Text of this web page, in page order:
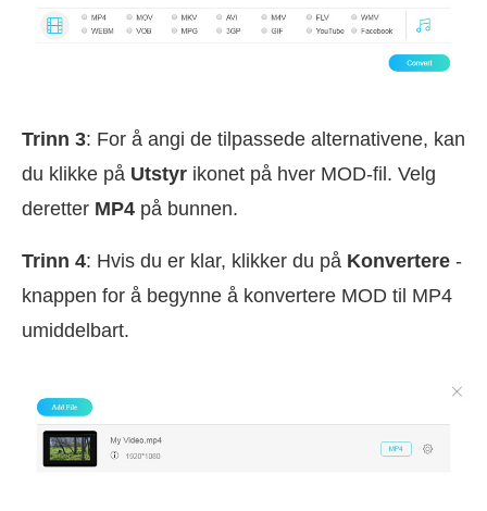
Trinn 3: For å angi de tilpassede alternativene, kan
du klikke på Utstyr ikonet på hver MOD-fil. Velg
deretter MP4 på bunnen.
Trinn 4: Hvis du er klar, klikker du på Konvertere -
knappen for å begynne å konvertere MOD til MP4
umiddelbart.